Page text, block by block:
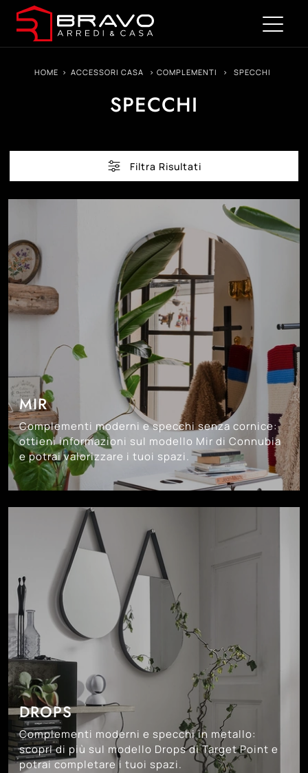
HOME > ACCESSORI CASA > COMPLEMENTI > SPECCHI
SPECCHI
Filtra Risultati
MIR
Complementi moderni e specchi senza cornice:
ottieni informazioni sul modello Mir di Connubia
e potrai valorizzare i tuoi spazi.
DROPS
Complementi moderni e specchi in metallo:
scopri di più sul modello Drops di Target Point e
potrai completare i tuoi spazi.